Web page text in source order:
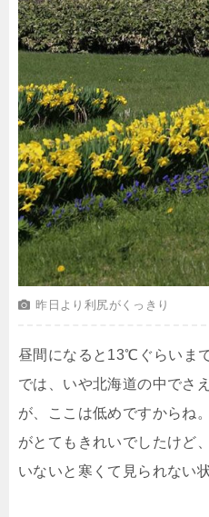
昨日より利尻がくっきり
昼間になると13℃ぐらいま
では、いや北海道の中でさ
が、ここは低めですからね
がとてもきれいでしたけど
いないと寒くて見られない